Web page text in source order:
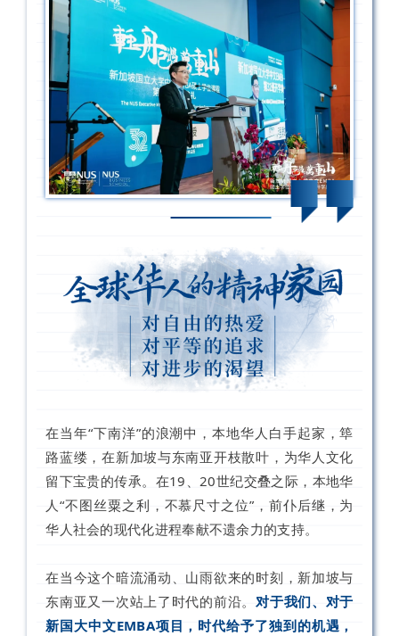
在当年“下南洋”的浪潮中，本地华人白手起家，筚
路蓝缕，在新加坡与东南亚开枝散叶，为华人文化
留下宝贵的传承。在19、20世纪交叠之际，本地华
人“不图丝粟之利，不慕尺寸之位”，前仆后继，为
华人社会的现代化进程奉献不遗余力的支持。
在当今这个暗流涌动、山雨欲来的时刻，新加坡与
东南亚又一次站上了时代的前沿。对于我们、对于
新国大中文EMBA项目，时代给予了独到的机遇，